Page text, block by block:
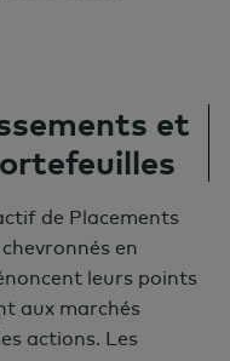
et
de Placements
en
leurs points
aux marchés
actions. Les